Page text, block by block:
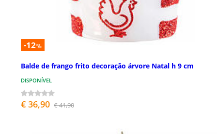
-12%
Balde de frango frito decoração árvore Natal h 9 cm
DISPONÍVEL
€ 36,90 € 41,90